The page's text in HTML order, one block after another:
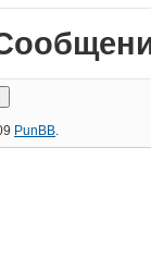
PunBB